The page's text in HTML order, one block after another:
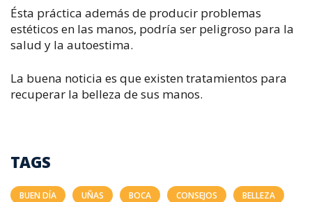
Ésta práctica además de producir problemas
estéticos en las manos, podría ser peligroso para la
salud y la autoestima.
La buena noticia es que existen tratamientos para
recuperar la belleza de sus manos.
TAGS
BUEN DÍA UÑAS BOCA CONSEJOS BELLEZA